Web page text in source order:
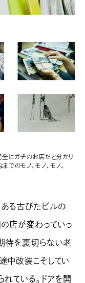
にガチのお店だと分かり
のモノ、モノ、モノ。
る古びたビルの
店が変わっていっ
待を裏切らない老
中改装こそしてい
ている。ドアを開